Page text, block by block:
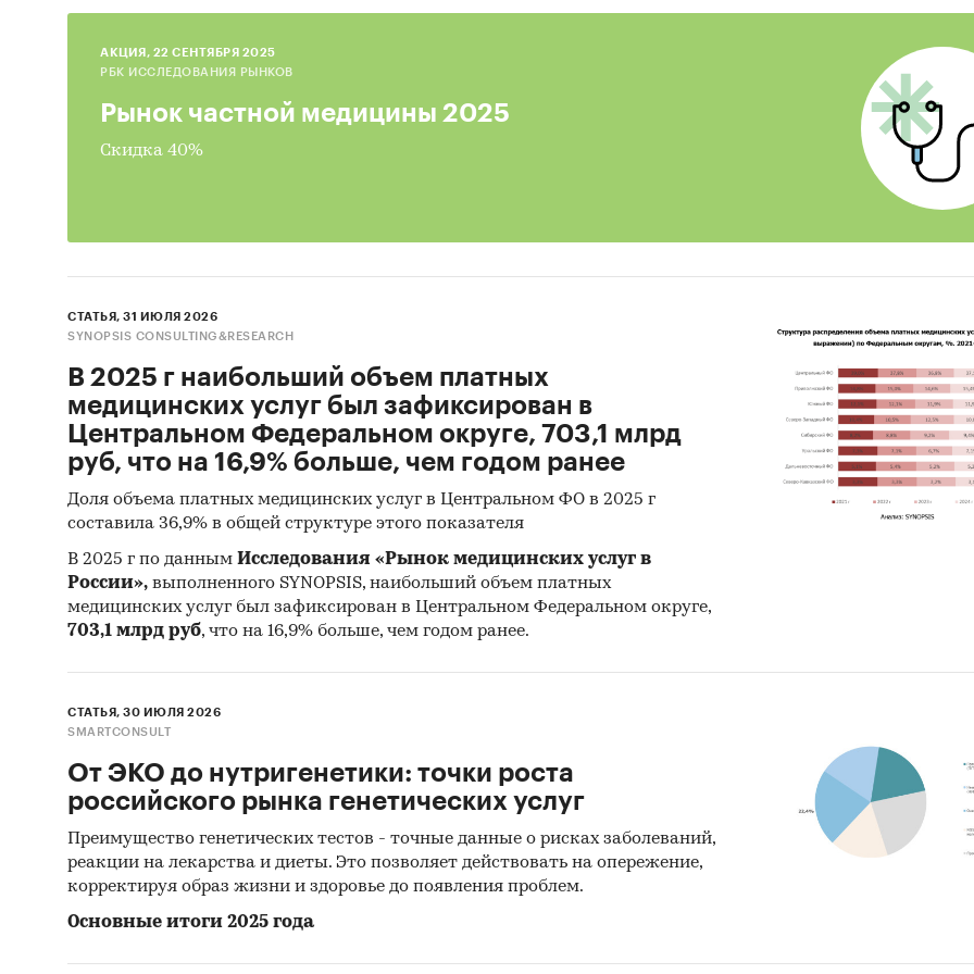
Заболеваемость населения
Численность потребителей медицинских услуг и
Цены приемов
Натуральный и стоимостный объемы рынка
Финансовые и инвестиционные показатели отрасли
Рейтинги операторов отрасли
В обзоре приводятся следующие детализации:
: легальная коммерческая медицина,
Заболевания по Международной классификации
беременность, роды и послеродовой период; болезни глаза
придаточного аппарата; болезни костно-мышечной
соединительной ткани; болезни мочеполовой системы;
нервной системы; болезни органов дыхания; болезни
сосцевидного отростка; болезни эндокринной системы,
расстройства питания и нарушения обмена веществ;
аномалии (пороки развития), деформации и хромосомные
воздействия внешних причин; прочие болезни.
Виды медицинских учреждений
: амбулаторно-
поликлинические, больничные, учреждения скорой
Квалификация медицинского персонала:
медицинский персонал.
AКЦИЯ, 22 СЕНТЯБРЯ 2025
РБК ИССЛЕДОВАНИЯ РЫНКОВ
Рынок частной медицины 2025
Скидка 40%
СТАТЬЯ, 31 ИЮЛЯ 2026
SYNOPSIS CONSULTING&RESEARCH
В 2025 г наибольший объем платных
медицинских услуг был зафиксирован в
Центральном Федеральном округе, 703,1 млрд
руб, что на 16,9% больше, чем годом ранее
Доля объема платных медицинских услуг в Центральном ФО в 2025 г
составила 36,9% в общей структуре этого показателя
В 2025 г по данным Исследования «Рынок медицинских услуг в
России», выполненного SYNOPSIS, наибольший объем платных
медицинских услуг был зафиксирован в Центральном Федеральном округе,
703,1 млрд руб, что на 16,9% больше, чем годом ранее.
СТАТЬЯ, 30 ИЮЛЯ 2026
SMARTCONSULT
От ЭКО до нутригенетики: точки роста
российского рынка генетических услуг
Преимущество генетических тестов - точные данные о рисках заболеваний,
реакции на лекарства и диеты. Это позволяет действовать на опережение,
корректируя образ жизни и здоровье до появления проблем.
Основные итоги 2025 года